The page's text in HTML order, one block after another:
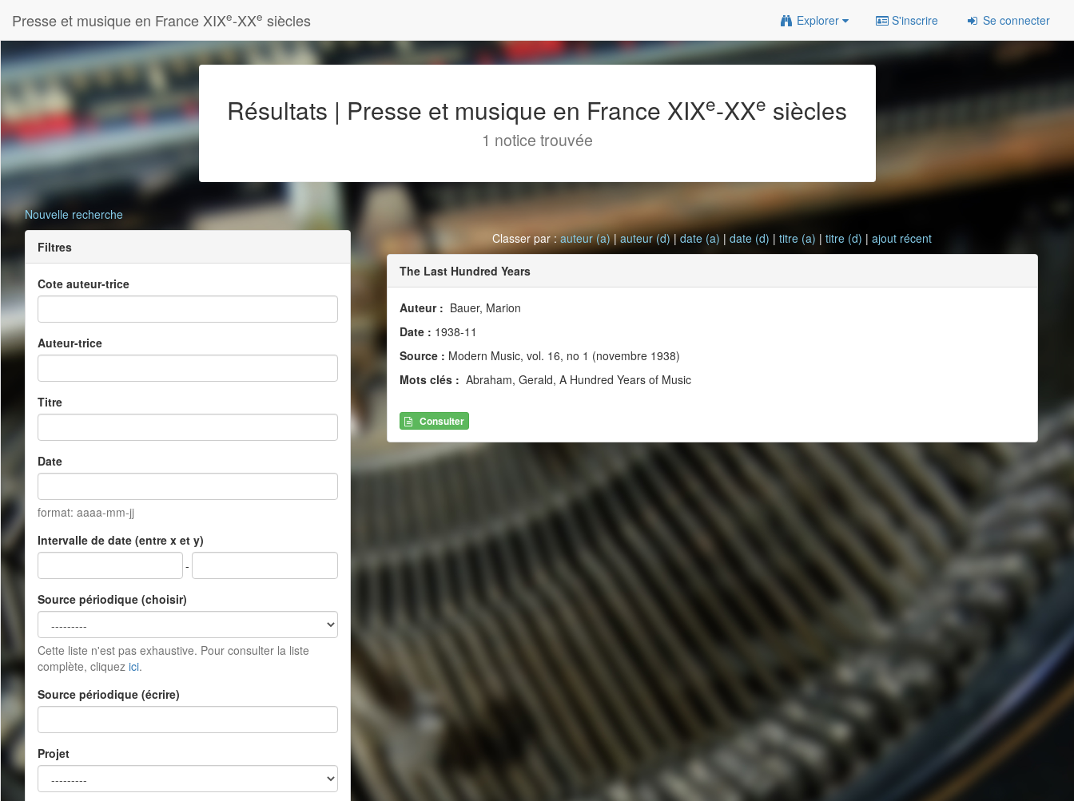
Presse et musique en France XIXe-XXe siècles Explorer S'inscrire Se connecter
Résultats | Presse et musique en France XIXe-XXe siècles
1 notice trouvée
Nouvelle recherche
Filtres
Cote auteur-trice
Auteur-trice
Titre
Date
format: aaaa-mm-jj
Intervalle de date (entre x et y)
-
Source périodique (choisir)
Cette liste n'est pas exhaustive. Pour consulter la liste
complète, cliquez ici.
Source périodique (écrire)
Projet
Classer par :auteur (a)|auteur (d)|date (a) |date (d) |titre (a) |titre (d) |ajout récent
The Last Hundred Years
Auteur : Bauer, Marion
Date : 1938-11
Source : Modern Music, vol. 16, no 1 (novembre 1938)
Mots clés : Abraham, Gerald, A Hundred Years of Music
Consulter